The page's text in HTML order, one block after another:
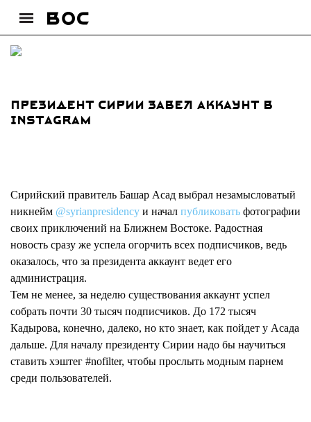
Президент Сирии завел аккаунт в
Instagram
Сирийский правитель Башар Асад выбрал незамысловатый
никнейм @syrianpresidency и начал публиковать фотографии
своих приключений на Ближнем Востоке. Радостная
новость сразу же успела огорчить всех подписчиков, ведь
оказалось, что за президента аккаунт ведет его
администрация.
Тем не менее, за неделю существования аккаунт успел
собрать почти 30 тысяч подписчиков. До 172 тысяч
Кадырова, конечно, далеко, но кто знает, как пойдет у Асада
дальше. Для началу президенту Сирии надо бы научиться
ставить хэштег #nofilter, чтобы прослыть модным парнем
среди пользователей.